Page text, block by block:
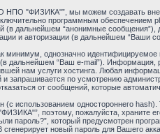
"ФИЗИКА"”, мы можем создавать
программным
(в дальнейшем “анонимные
и авторизации (в дальнейшем “Ваши
минимум, однозначно
(в дальнейшем “Ваш e-mail”).
нам услуги хостинга. Любая
и запрашивается по усмотрению
от сообщений, которые
использованием одностороннего
поэтому, пожалуйста, храните
пароль?”, который предусмотрен
новый пароль для Вашего